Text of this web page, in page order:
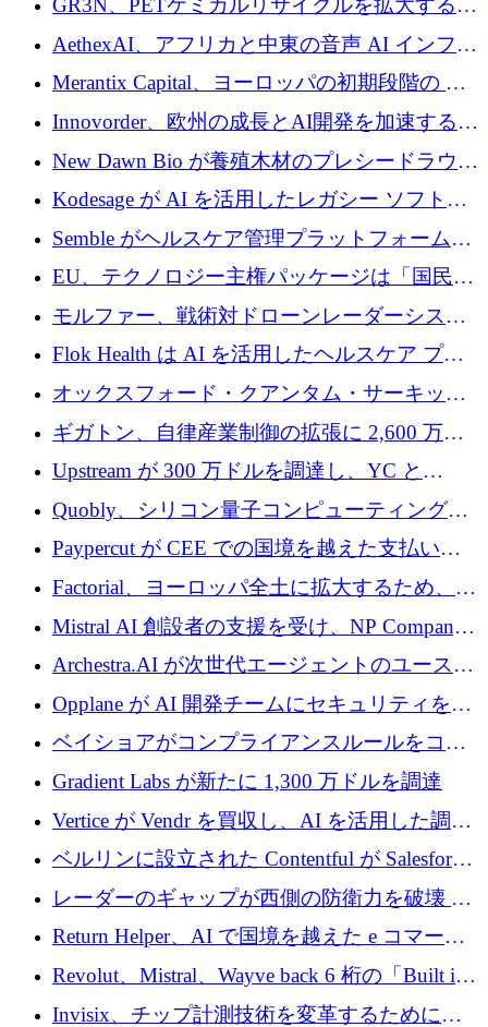
上げ
を構築
GR3N、PETケミカルリサイクルを拡大するた
めにシリーズBで1,550万ユーロを調達
AethexAI、アフリカと中東の音声 AI インフラ
ストラクチャを構築するために 300 万ドルを
Merantix Capital、ヨーロッパの初期段階の AI
スタートアップ向けに 1 億 300 万ユーロのフ
ァンドを立ち上げる
Innovorder、欧州の成長とAI開発を加速するた
めに2,000万ユーロを確保
New Dawn Bio が養殖木材のプレシードラウン
ドで 210 万ユーロを調達
Kodesage が AI を活用したレガシー ソフトウ
ェアの最新化のために 660 万ドルを調達
Semble がヘルスケア管理プラットフォームを
拡大するためにシリーズ C で 3,000 万ポンド
を調達
EU、テクノロジー主権パッケージは「国民の
保護」に関するものだと発言
モルファー、戦術対ドローンレーダーシステ
ムを最前線に近づけるために150万ユーロを調
Flok Health は AI を活用したヘルスケア プラ
ットフォームの成長に 1,250 万ドルを投資
オックスフォード・クアンタム・サーキット
が「成人向け」2億6,000万ポンドの資金調達
ラウンドを獲得
ギガトン、自律産業制御の拡張に 2,600 万ド
ルを調達
Upstream が 300 万ドルを調達し、YC と
Xavier Niel が支援する共同 AI 受信箱を立ち上
げる
Quobly、シリコン量子コンピューティングの
商用化のためにシリーズ A で 1 億 1,500 万ユ
ーロを調達
Paypercut が CEE での国境を越えた支払いを
拡大するために 500 万ユーロを確保
Factorial、ヨーロッパ全土に拡大するため、25
億ドルの評価額で1億5,000万ドルのシリーズD
Mistral AI 創設者の支援を受け、NP Company
がエンジニアリング向け AI を推進するために
600 万ユーロのプレシードを確保
Archestra.AI が次世代エージェントのユースケ
ースを実現するために 1,000 万ドルを調達
Opplane が AI 開発チームにセキュリティをも
たらすために 450 万ユーロを調達
ベイショアがコンプライアンスルールをコー
ド化するために800万ドルを調達
Gradient Labs が新たに 1,300 万ドルを調達
Vertice が Vendr を買収し、AI を活用した調達
インテリジェンス プラットフォームを構築
ベルリンに設立された Contentful が Salesforce
に買収される
レーダーのギャップが西側の防衛力を破壊 —
そしてベルリンのチップスタートアップがそ
れを埋める
Return Helper、AI で国境を越えた e コマース
の返品を利益に変えるシリーズ A で 400 万ド
ルを調達
Revolut、Mistral、Wayve back 6 桁の「Built in
Europe」キャンペーン
Invisix、チップ計測技術を変革するために